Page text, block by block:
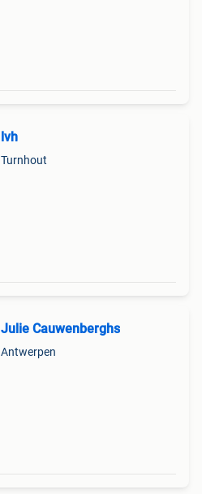
lvh
Turnhout
Julie Cauwenberghs
Antwerpen